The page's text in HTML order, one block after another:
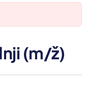
(m/ž)